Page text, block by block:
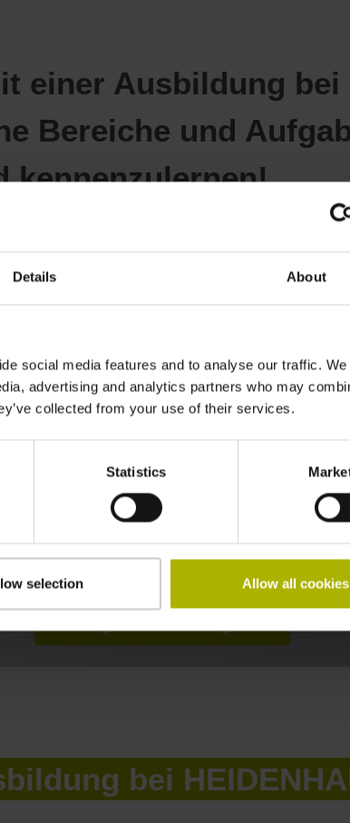
Details About
social media features and to analyse our traffic.
advertising and analytics partners who may
collected from your use of their services.
Statistics
selection Allow all cookies
einer Ausbildung bei
Bereiche und
kennenzulernen!
„Arbeiten mit Glas – das ist faszinierend und
es vielfältige Möglichkeiten uns weiterzubilden,
besonderen Material beherrschen. Auch
uns immer zu Seite. Das topausgestattete
Lernbedingungen, die Mitarbeit in der
Einblick in unsere Produkte und Prozesse.
Dank des ausgewogenen Mix aus betrieblicher
mich bestens auf meinen Berufseinstieg im
bei